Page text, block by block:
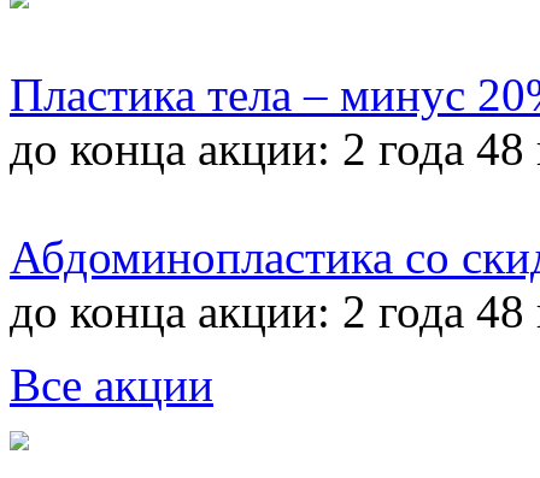
Пластика тела – минус
до конца акции: 2 года 48
Абдоминопластика со
до конца акции: 2 года 48
Все акции